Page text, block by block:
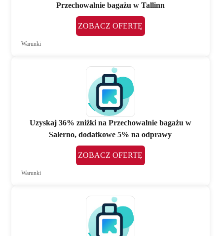
Przechowalnie bagażu w Tallinn
ZOBACZ OFERTĘ
Warunki
Uzyskaj 36% zniżki na Przechowalnie bagażu w
Salerno, dodatkowe 5% na odprawy
ZOBACZ OFERTĘ
Warunki